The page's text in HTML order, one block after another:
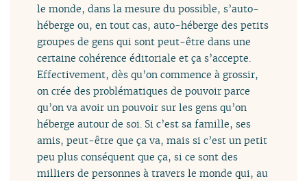
le monde, dans la mesure du possible, s’auto-
héberge ou, en tout cas, auto-héberge des petits
groupes de gens qui sont peut-être dans une
certaine cohérence éditoriale et ça s’accepte.
Effectivement, dès qu’on commence à grossir,
on crée des problématiques de pouvoir parce
qu’on va avoir un pouvoir sur les gens qu’on
héberge autour de soi. Si c’est sa famille, ses
amis, peut-être que ça va, mais si c’est un petit
peu plus conséquent que ça, si ce sont des
milliers de personnes à travers le monde qui, au